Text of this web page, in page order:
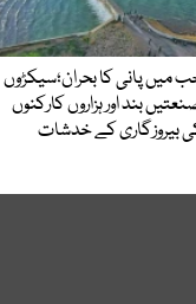
میں پانی کا بحران؛سیکڑوں
بند اور ہزاروں کارکنوں
بیروزگاری کے خدشات